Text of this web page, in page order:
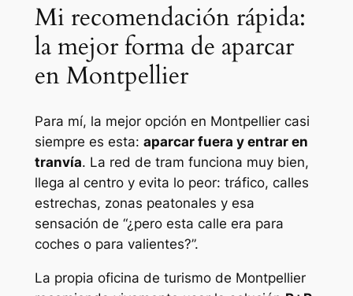
Mi recomendación rápida:
la mejor forma de aparcar
en Montpellier
Para mí, la mejor opción en Montpellier casi
siempre es esta: aparcar fuera y entrar en
tranvía. La red de tram funciona muy bien,
llega al centro y evita lo peor: tráfico, calles
estrechas, zonas peatonales y esa
sensación de “¿pero esta calle era para
coches o para valientes?”.
La propia oficina de turismo de Montpellier